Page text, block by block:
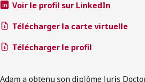
Voir le profil sur LinkedIn
Télécharger la carte virtuelle
Télécharger le profil
Adam a obtenu son diplôme Juris